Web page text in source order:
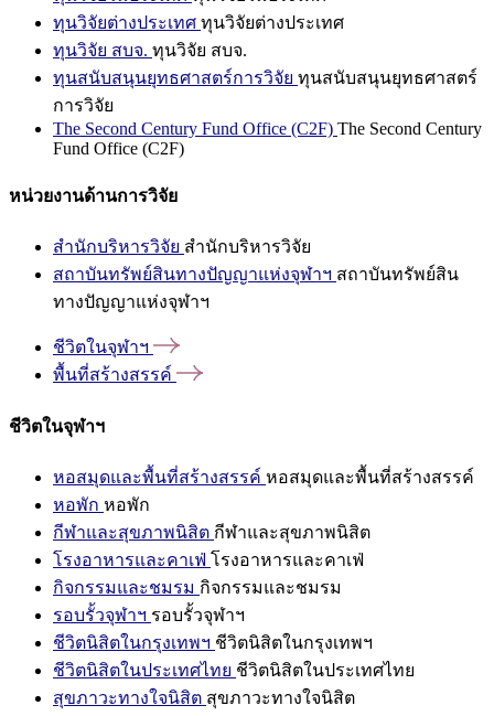
ทุนวิจัยต่างประเทศ ทุนวิจัยต่างประเทศ
ทุนวิจัย สบจ. ทุนวิจัย สบจ.
ทุนสนับสนุนยุทธศาสตร์การวิจัย ทุนสนับสนุนยุทธศาสตร์
การวิจัย
The Second Century Fund Office (C2F) The Second Century
Fund Office (C2F)
หน่วยงานด้านการวิจัย
สำนักบริหารวิจัย สำนักบริหารวิจัย
สถาบันทรัพย์สินทางปัญญาแห่งจุฬาฯ สถาบันทรัพย์สิน
ทางปัญญาแห่งจุฬาฯ
ชีวิตในจุฬาฯ
พื้นที่สร้างสรรค์
ชีวิตในจุฬาฯ
หอสมุดและพื้นที่สร้างสรรค์ หอสมุดและพื้นที่สร้างสรรค์
หอพัก หอพัก
กีฬาและสุขภาพนิสิต กีฬาและสุขภาพนิสิต
โรงอาหารและคาเฟ่ โรงอาหารและคาเฟ่
กิจกรรมและชมรม กิจกรรมและชมรม
รอบรั้วจุฬาฯ รอบรั้วจุฬาฯ
ชีวิตนิสิตในกรุงเทพฯ ชีวิตนิสิตในกรุงเทพฯ
ชีวิตนิสิตในประเทศไทย ชีวิตนิสิตในประเทศไทย
สุขภาวะทางใจนิสิต สุขภาวะทางใจนิสิต